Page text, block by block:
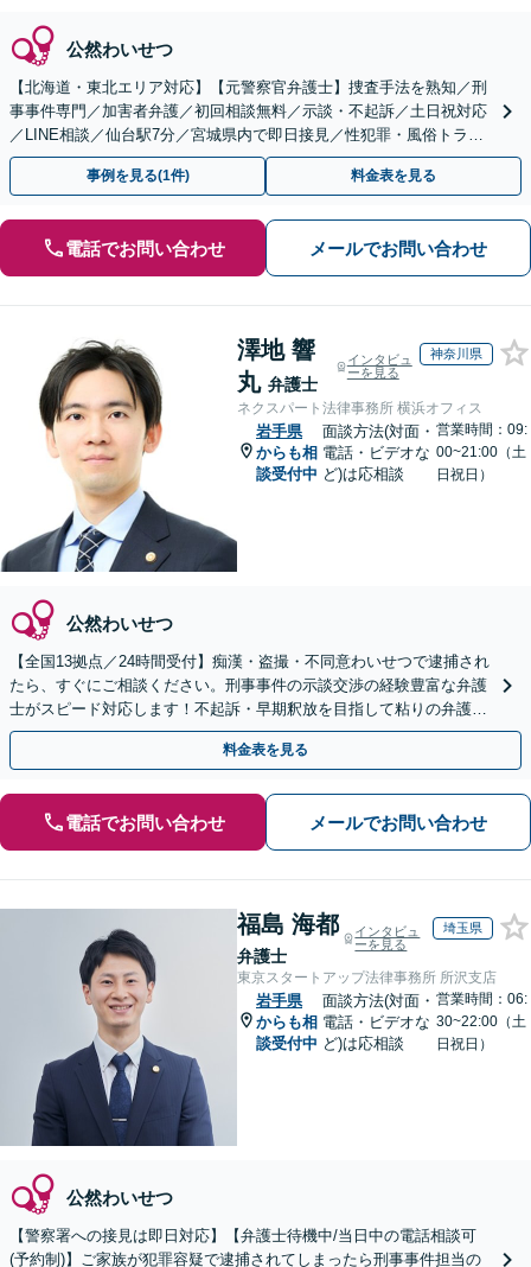
公然わいせつ
【北海道・東北エリア対応】【元警察官弁護士】捜査手法を熟知／刑
事事件専門／加害者弁護／初回相談無料／示談・不起訴／土日祝対応
／LINE相談／仙台駅7分／宮城県内で即日接見／性犯罪・風俗トラブ
ルに強い／家族が逮捕されたら至急ご連絡を！
事例を見る(1件) 料金表を見る
電話でお問い合わせ メールでお問い合わせ
澤地 響
丸 弁護士
インタビュ
ーを見る
神奈川県
ネクスパート法律事務所 横浜オフィス
岩手県
からも相
談受付中
面談方法(対面・
電話・ビデオな
ど)は応相談
営業時間：09:
00~21:00（土
日祝日）
公然わいせつ
【全国13拠点／24時間受付】痴漢・盗撮・不同意わいせつで逮捕され
たら、すぐにご相談ください。刑事事件の示談交渉の経験豊富な弁護
士がスピード対応します！不起訴・早期釈放を目指して粘りの弁護活
動を行います。
料金表を見る
電話でお問い合わせ メールでお問い合わせ
福島 海都
弁護士
インタビュ
ーを見る
埼玉県
東京スタートアップ法律事務所 所沢支店
岩手県
からも相
談受付中
面談方法(対面・
電話・ビデオな
ど)は応相談
営業時間：06:
30~22:00（土
日祝日）
公然わいせつ
【警察署への接見は即日対応】【弁護士待機中/当日中の電話相談可
(予約制)】ご家族が犯罪容疑で逮捕されてしまったら刑事事件担当の